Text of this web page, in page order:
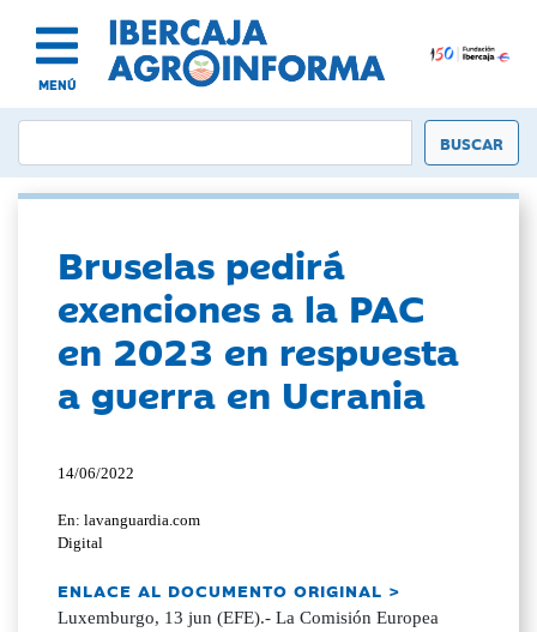
MENÚ
Bruselas pedirá
exenciones a la PAC
en 2023 en respuesta
a guerra en Ucrania
14/06/2022
En: lavanguardia.com
Digital
ENLACE AL DOCUMENTO ORIGINAL >
Luxemburgo, 13 jun (EFE).- La Comisión Europea